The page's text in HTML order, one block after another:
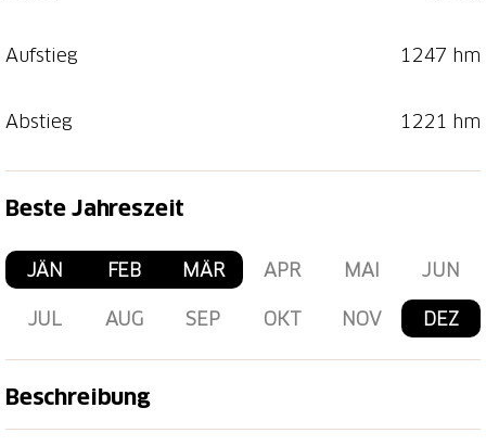
Aufstieg 1247 hm
Abstieg 1221 hm
Beste Jahreszeit
JÄN FEB MÄR APR MAI JUN
JUL AUG SEP OKT NOV DEZ
Beschreibung